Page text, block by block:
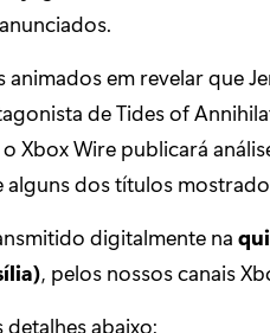
animados em revelar que
de Tides of
Xbox Wire publicará
dos títulos
digitalmente na
, pelos nossos canais
abaixo: